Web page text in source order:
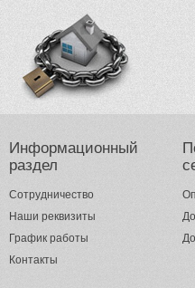
Информационный
раздел
Сотрудничество
Наши реквизиты
График работы
Контакты